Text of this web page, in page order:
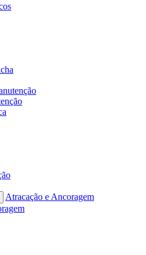
Atracação e Ancoragem